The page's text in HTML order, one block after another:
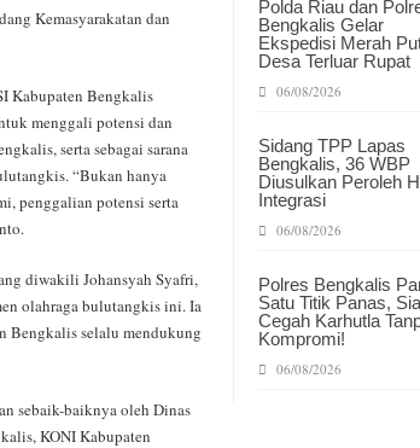
Polda Riau dan
Bengkalis Gelar
Ekspedisi Merah
Desa Terluar Rupat
06/08/2026
Sidang TPP Lapas
Bengkalis, 36 WBP
Diusulkan Peroleh
Integrasi
06/08/2026
Polres Bengkalis
Satu Titik Panas,
Cegah Karhutla
Kompromi!
06/08/2026
Kemasyarakatan dan
Kabupaten Bengkalis
menggali potensi dan
serta sebagai sarana
“Bukan hanya
penggalian potensi serta
diwakili Johansyah Syafri,
olahraga bulutangkis ini. Ia
Bengkalis selalu mendukung
sebaik-baiknya oleh Dinas
KONI Kabupaten